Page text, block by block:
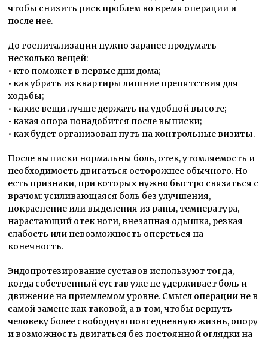
чтобы снизить риск проблем во время операции и
после нее.
До госпитализации нужно заранее продумать
несколько вещей:
• кто поможет в первые дни дома;
• как убрать из квартиры лишние препятствия для
ходьбы;
• какие вещи лучше держать на удобной высоте;
• какая опора понадобится после выписки;
• как будет организован путь на контрольные визиты.
После выписки нормальны боль, отек, утомляемость и
необходимость двигаться осторожнее обычного. Но
есть признаки, при которых нужно быстро связаться с
врачом: усиливающаяся боль без улучшения,
покраснение или выделения из раны, температура,
нарастающий отек ноги, внезапная одышка, резкая
слабость или невозможность опереться на
конечность.
Эндопротезирование суставов используют тогда,
когда собственный сустав уже не удерживает боль и
движение на приемлемом уровне. Смысл операции не в
самой замене как таковой, а в том, чтобы вернуть
человеку более свободную повседневную жизнь, опору
и возможность двигаться без постоянной оглядки на